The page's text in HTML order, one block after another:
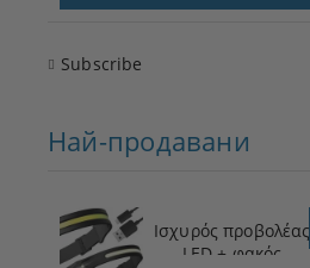
Subscribe
Най-продавани
Ισχυρός προβολέας
LED + φακός